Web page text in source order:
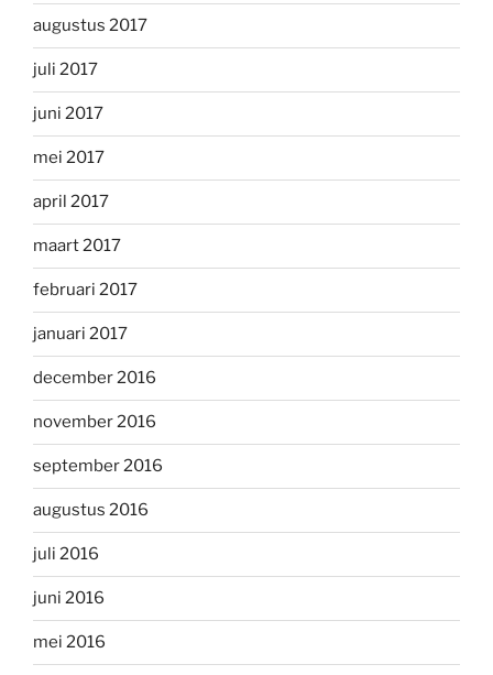
augustus 2017
juli 2017
juni 2017
mei 2017
april 2017
maart 2017
februari 2017
januari 2017
december 2016
november 2016
september 2016
augustus 2016
juli 2016
juni 2016
mei 2016